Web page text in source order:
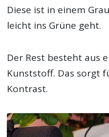
Diese ist in einem
leicht ins Grüne geht.
Der Rest besteht aus
Kunststoff. Das sorgt
Kontrast.